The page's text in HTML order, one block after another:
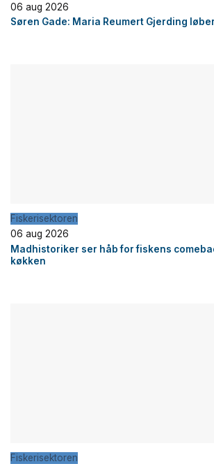
06 aug 2026
Søren Gade: Maria Reumert Gjerding
Fiskerisektoren
06 aug 2026
Madhistoriker ser håb for fiskens
køkken
Fiskerisektoren